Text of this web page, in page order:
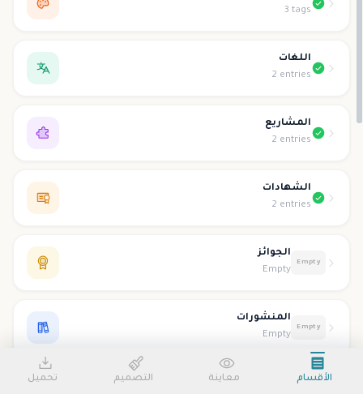
3 tags
اللغات
2 entries
المشاريع
2 entries
الشهادات
2 entries
الجوائز
Empty
Empty
المنشورات
Empty
Empty
الأقسام معاينة التصميم تحميل